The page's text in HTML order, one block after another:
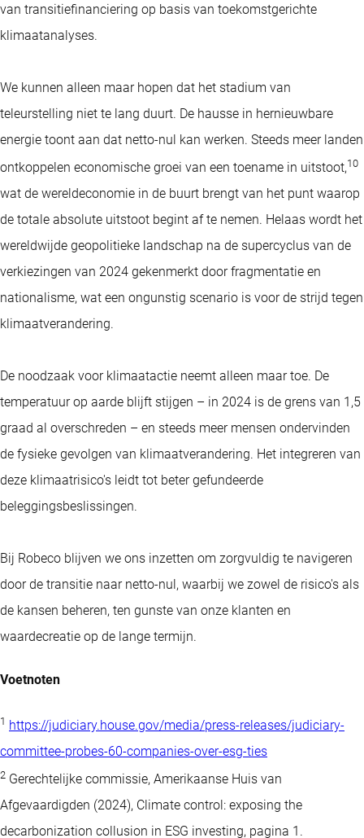
van transitiefinanciering op basis van toekomstgerichte
klimaatanalyses.
We kunnen alleen maar hopen dat het stadium van
teleurstelling niet te lang duurt. De hausse in hernieuwbare
energie toont aan dat netto-nul kan werken. Steeds meer landen
ontkoppelen economische groei van een toename in uitstoot,10
wat de wereldeconomie in de buurt brengt van het punt waarop
de totale absolute uitstoot begint af te nemen. Helaas wordt het
wereldwijde geopolitieke landschap na de supercyclus van de
verkiezingen van 2024 gekenmerkt door fragmentatie en
nationalisme, wat een ongunstig scenario is voor de strijd tegen
klimaatverandering.
De noodzaak voor klimaatactie neemt alleen maar toe. De
temperatuur op aarde blijft stijgen – in 2024 is de grens van 1,5
graad al overschreden – en steeds meer mensen ondervinden
de fysieke gevolgen van klimaatverandering. Het integreren van
deze klimaatrisico's leidt tot beter gefundeerde
beleggingsbeslissingen.
Bij Robeco blijven we ons inzetten om zorgvuldig te navigeren
door de transitie naar netto-nul, waarbij we zowel de risico's als
de kansen beheren, ten gunste van onze klanten en
waardecreatie op de lange termijn.
Voetnoten
1 https://judiciary.house.gov/media/press-releases/judiciary-
committee-probes-60-companies-over-esg-ties
2 Gerechtelijke commissie, Amerikaanse Huis van
Afgevaardigden (2024), Climate control: exposing the
decarbonization collusion in ESG investing, pagina 1.